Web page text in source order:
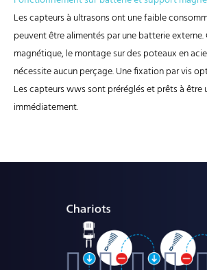
Les capteurs à ultrasons ont une faible
peuvent être alimentés par une batterie
magnétique, le montage sur des poteaux en
nécessite aucun perçage. Une fixation par vis
Les capteurs wws sont préréglés et prêts à être
immédiatement.